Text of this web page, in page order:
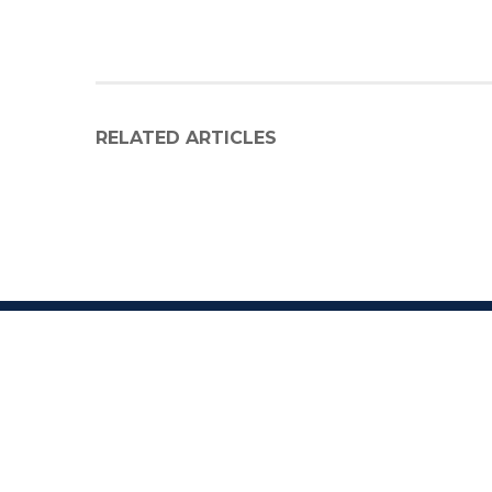
RELATED ARTICLES